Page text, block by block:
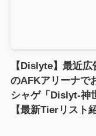
【Dislyte】最近
のAFKアリーナで
シャゲ「Dislyt-神
【最新Tierリスト